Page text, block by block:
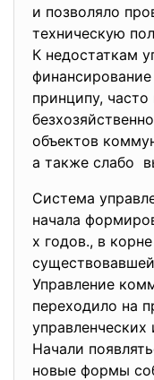
и позволяло
техническую
К недостаткам
принципу,
объектов
а также слабо
Система
начала
х годов., в
Управление
переходило на
Начали
новые формы